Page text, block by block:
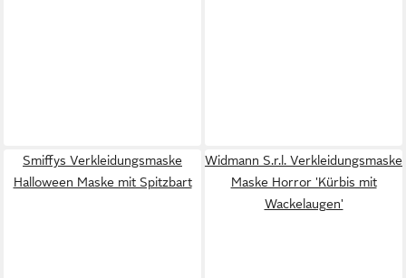
Smiffys Verkleidungsmaske
Halloween Maske mit Spitzbart
Widmann S.r.l. Verkleidungsmaske
Maske Horror 'Kürbis mit
Wackelaugen'